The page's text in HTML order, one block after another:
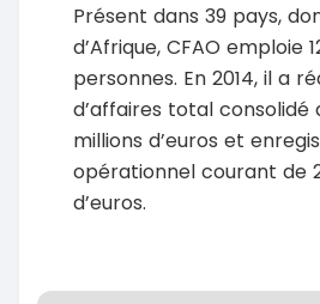
Présent dans 39 pays,
d’Afrique, CFAO emploie
personnes. En 2014, il a
d’affaires total consolidé
millions d’euros et
opérationnel courant de
d’euros.